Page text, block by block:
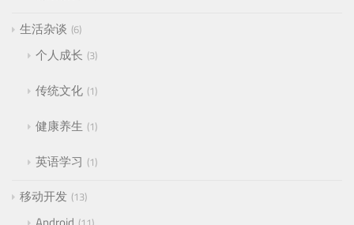
生活杂谈 6
个人成长 3
传统文化 1
健康养生 1
英语学习 1
移动开发 13